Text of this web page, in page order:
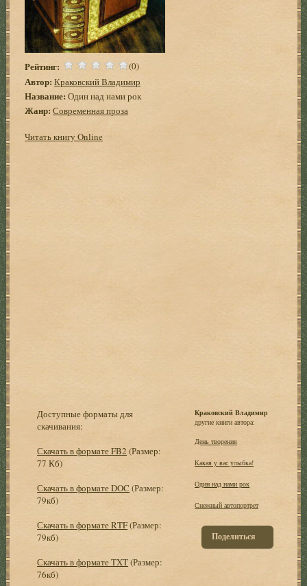
Рейтинг: (0)
Автор: Краковский Владимир
Название: Один над нами рок
Жанр: Современная проза
Читать книгу Online
Доступные форматы для
скачивания:
Скачать в формате FB2 (Размер:
77 Кб)
Скачать в формате DOC (Размер:
79кб)
Скачать в формате RTF(Размер:
79кб)
Скачать в формате TXT(Размер:
76кб)
Краковский Владимир
другие книги автора:
День творения
Какая у вас улыбка!
Один над нами рок
Снежный автопортрет
Поделиться